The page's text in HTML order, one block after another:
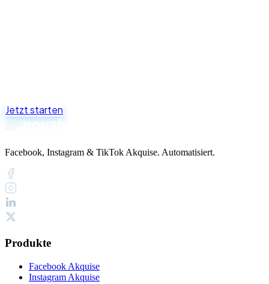
Jetzt starten
Facebook, Instagram & TikTok Akquise. Automatisiert.
Produkte
Facebook Akquise
Instagram Akquise